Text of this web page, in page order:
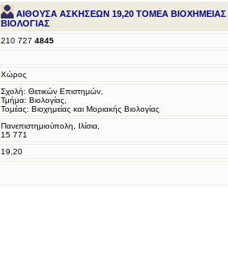
ΑΙΘΟΥΣΑ ΑΣΚΗΣΕΩΝ 19,20 ΤΟΜΕΑ
ΒΙΟΛΟΓΙΑΣ
210 727 4845
Χώρος
Σχολή: Θετικών Επιστημών,
Τμήμα: Βιολογίας,
Τομέας: Βιοχημείας και Μοριακής Βιολογίας
Πανεπιστημιούπολη, Ιλίσια,
15 771
19,20